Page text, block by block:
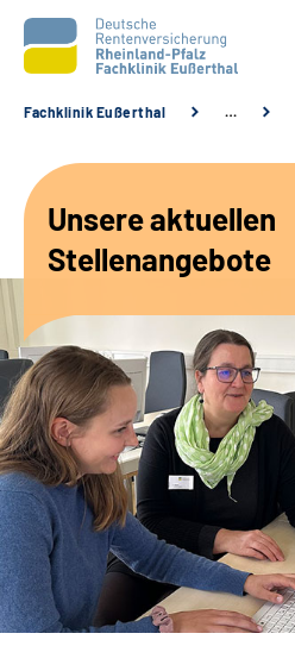
Unsere Angebote
Karriere
Beratungsstellen &
Zuweisende
Suche
Leichte Sprache
Gebärdensprache
Fachklinik Eußerthal …
Unsere aktuellen
Stellenangebote